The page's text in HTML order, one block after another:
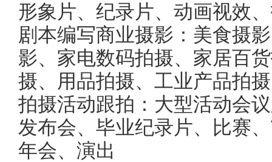
形象片、纪录片、动画视效
剧本编写商业摄影：美食摄
影、家电数码拍摄、家居百
摄、用品拍摄、工业产品拍
拍摄活动跟拍：大型活动会
发布会、毕业纪录片、比赛
年会、演出